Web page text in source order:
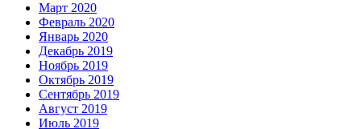
Март 2020
Февраль 2020
Январь 2020
Декабрь 2019
Ноябрь 2019
Октябрь 2019
Сентябрь 2019
Август 2019
Июль 2019